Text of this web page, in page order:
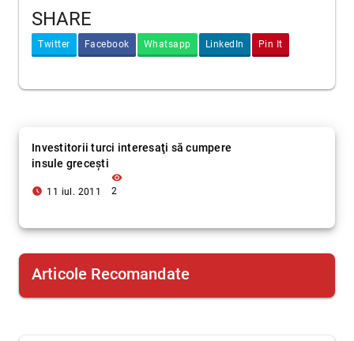
SHARE
Twitter Facebook Whatsapp LinkedIn Pin It
Investitorii turci interesaţi să cumpere
insule greceşti
access_time_filled 11 iul. 2011
visibility
2
Articole Recomandate